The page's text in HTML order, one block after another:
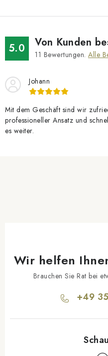
5.0 Von Kunden
11 Bewertungen. Alle
Johann
Mit dem Geschäft sind wir
professioneller Ansatz und
es weiter.
Wir helfen
Brauchen Sie Rat bei
+49